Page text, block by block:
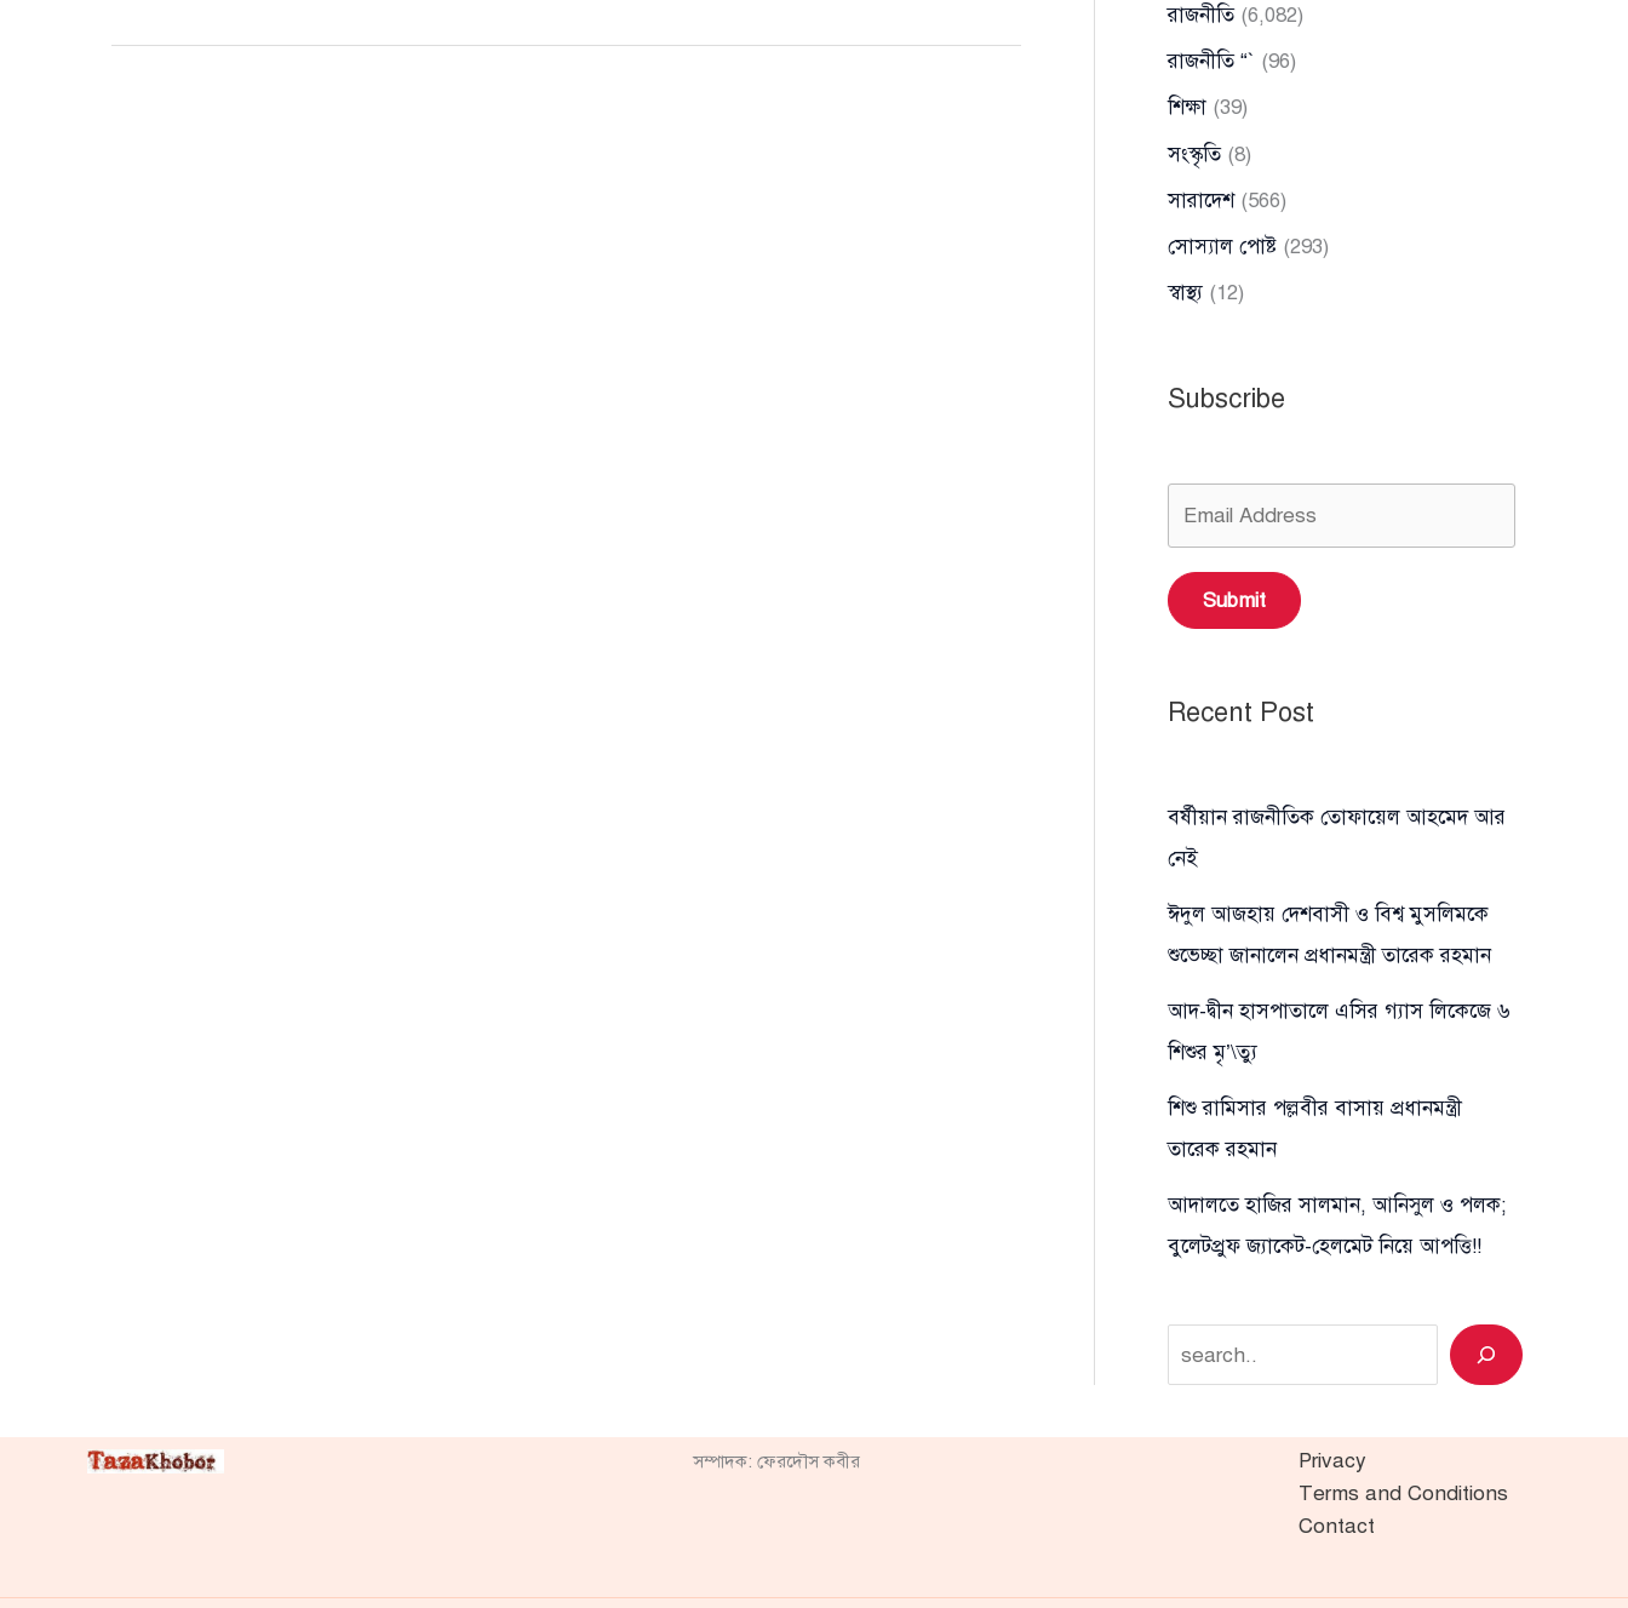
রাজনীতি(6,082)
রাজনীতি “` (96)
শিক্ষা (39)
সংস্কৃতি(8)
সারাদেশ(566)
সোস্যাল পোষ্ট (293)
স্বাস্থ্য (12)
Subscribe
Submit
Recent Post
বর্ষীয়ান রাজনীতিক তোফায়েল আহমেদ আর
নেই
ঈদুল আজহায় দেশবাসী ও বিশ্ব মুসলিমকে
শুভেচ্ছা জানালেন প্রধানমন্ত্রী তারেক রহমান
আদ-দ্বীন হাসপাতালে এসির গ্যাস লিকেজে ৬
শিশুর মৃ’\ত্যু
শিশু রামিসার পল্লবীর বাসায় প্রধানমন্ত্রী
তারেক রহমান
আদালতে হাজির সালমান, আনিসুল ও পলক;
বুলেটপ্রুফ জ্যাকেট-হেলমেট নিয়ে আপত্তি!!
সম্পাদক: ফেরদৌস কবীর
Privacy
Terms and Conditions
Contact